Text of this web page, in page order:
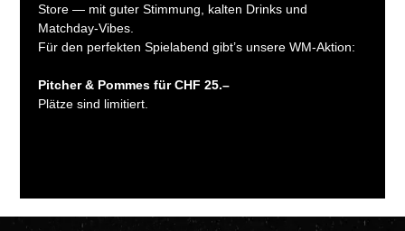
Store — mit guter Stimmung, kalten Drinks und
Matchday-Vibes.
Für den perfekten Spielabend gibt’s unsere WM-Aktion:
Pitcher & Pommes für CHF 25.–
Plätze sind limitiert.